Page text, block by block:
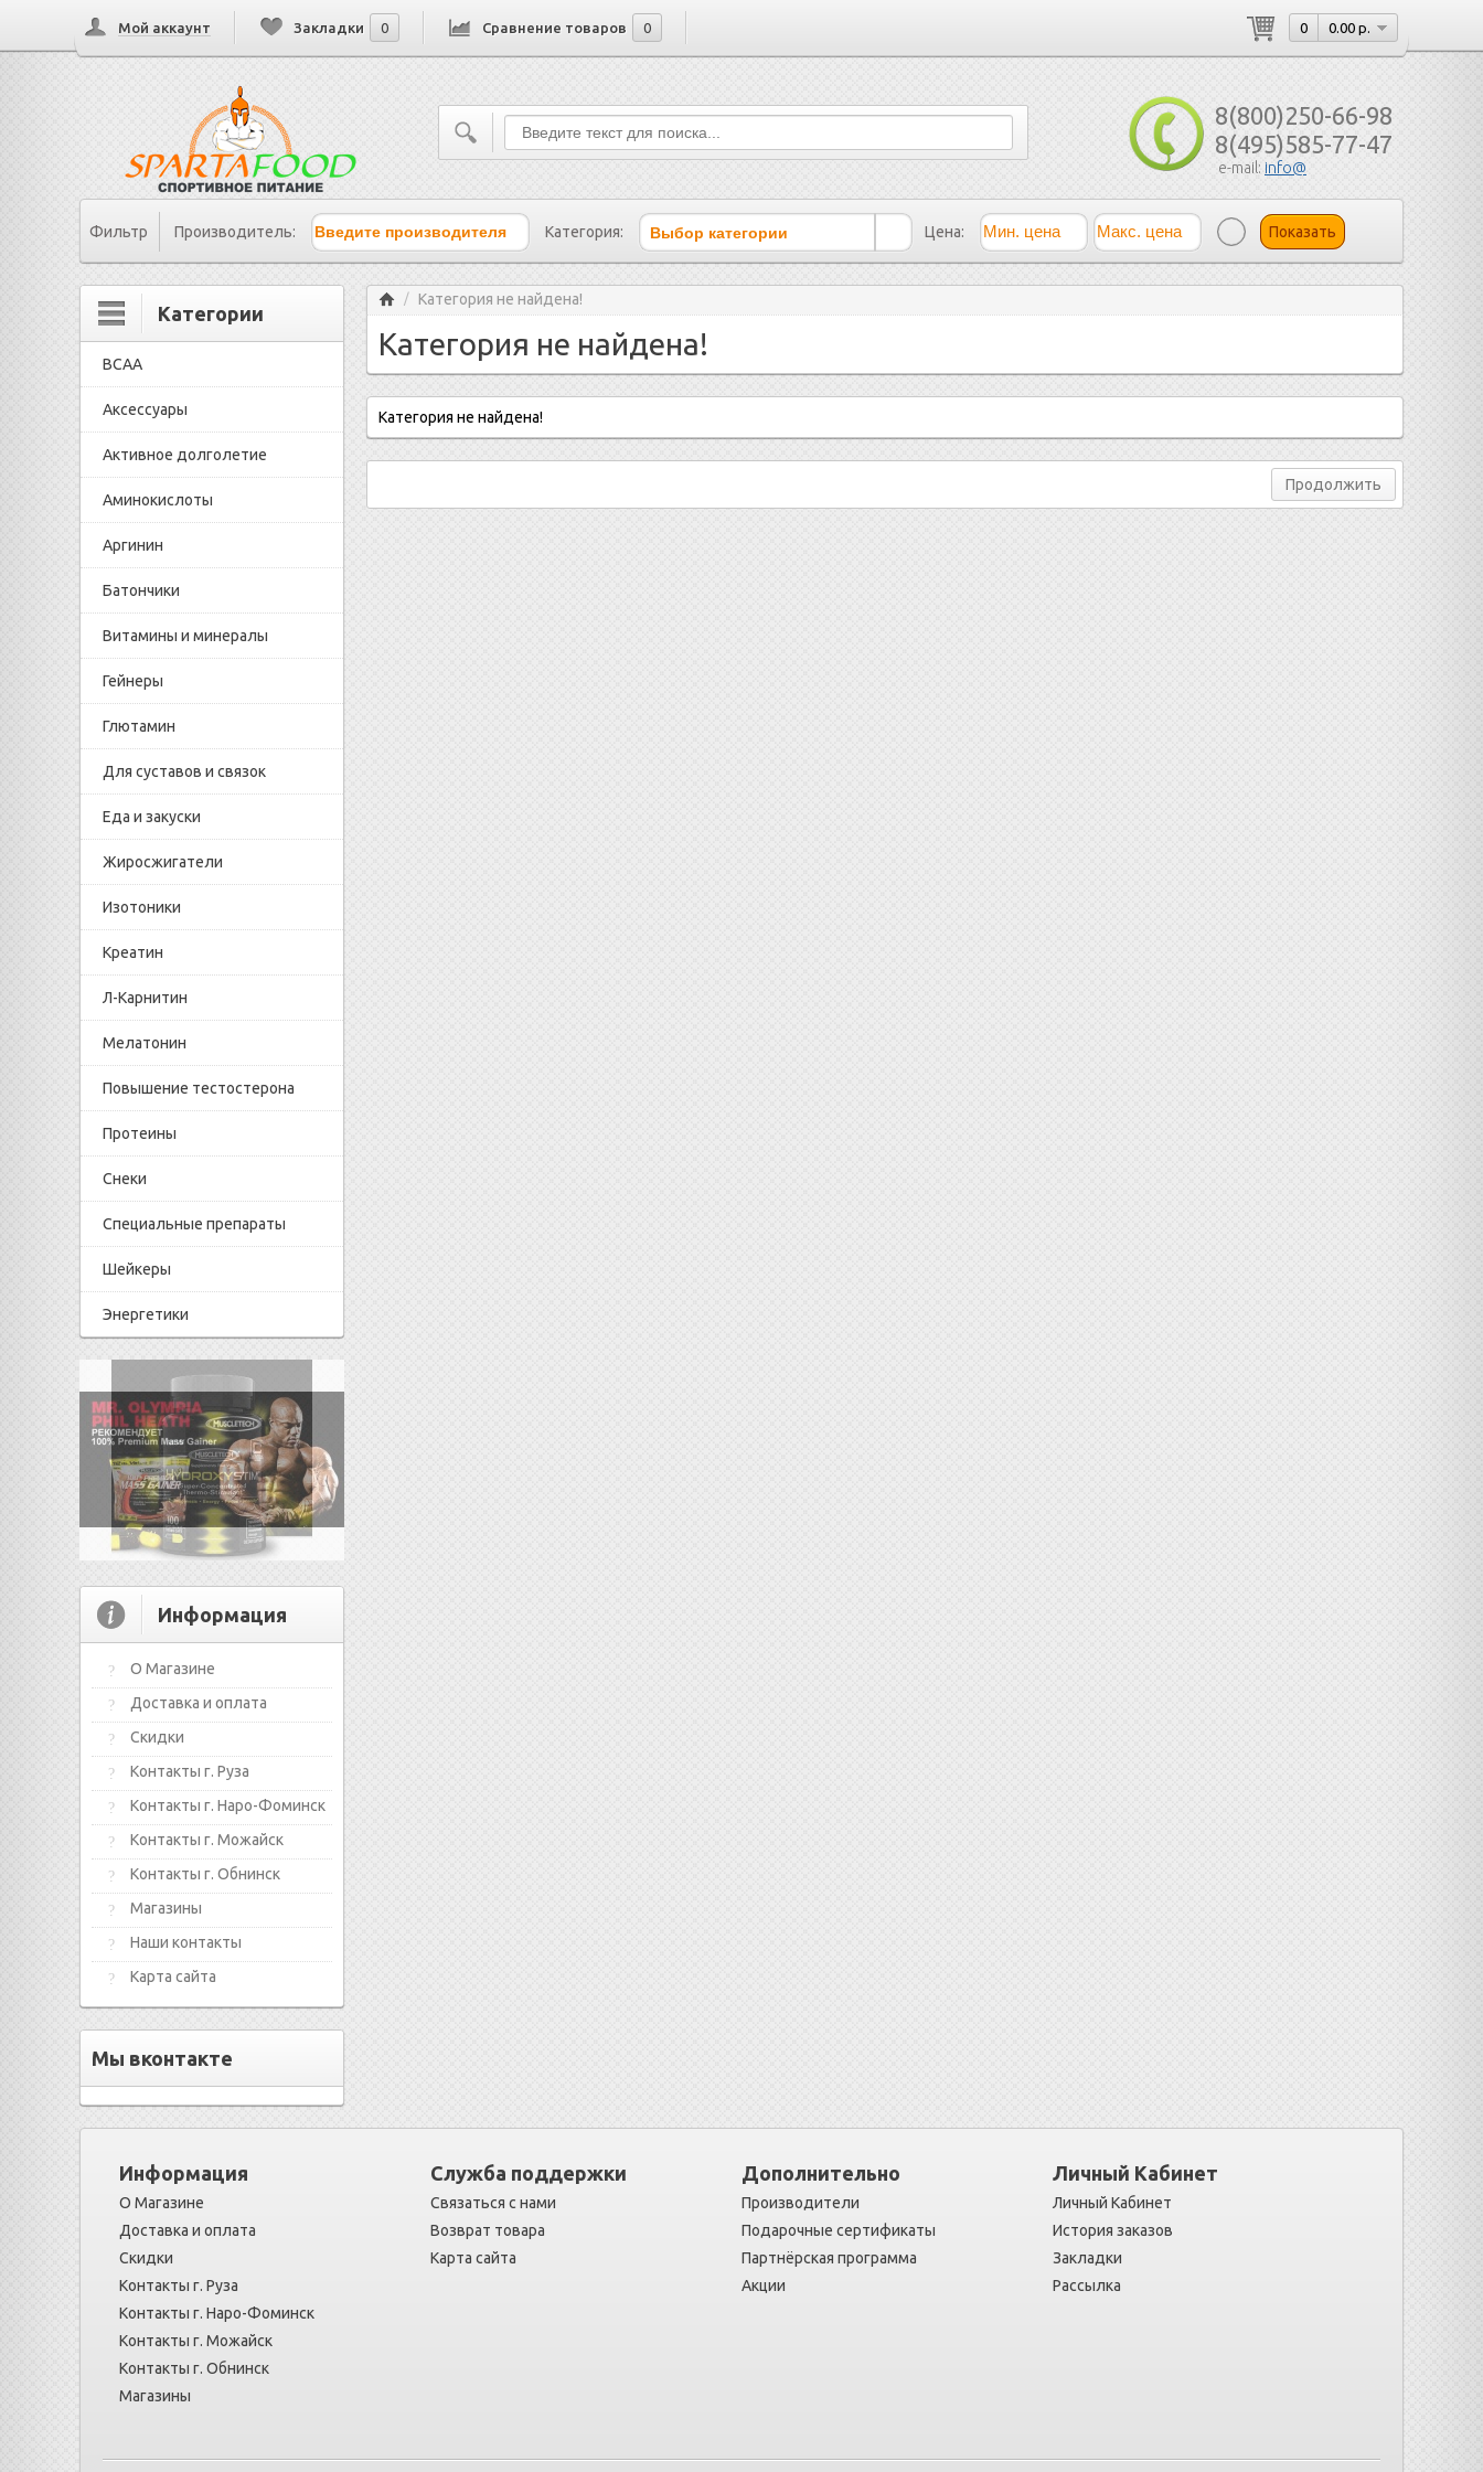
Мой аккаунт Закладки 0 Сравнение товаров 0 0 0.00 р.
8(800)250-66-98
8(495)585-77-47
e-mail: info@
Фильтр Производитель: Категория: Выбор категории Цена: Показать
Категории
BCAA
Аксессуары
Активное долголетие
Аминокислоты
Аргинин
Батончики
Витамины и минералы
Гейнеры
Глютамин
Для суставов и связок
Еда и закуски
Жиросжигатели
Изотоники
Креатин
Л-Карнитин
Мелатонин
Повышение тестостерона
Протеины
Снеки
Специальные препараты
Шейкеры
Энергетики
Информация
О Магазине
Доставка и оплата
Скидки
Контакты г. Руза
Контакты г. Наро-Фоминск
Контакты г. Можайск
Контакты г. Обнинск
Магазины
Наши контакты
Карта сайта
Мы вконтакте
Главная
/ Категория не найдена!
Категория не найдена!
Категория не найдена!
Продолжить
Информация
О Магазине
Доставка и оплата
Скидки
Контакты г. Руза
Контакты г. Наро-Фоминск
Контакты г. Можайск
Контакты г. Обнинск
Магазины
Служба поддержки
Связаться с нами
Возврат товара
Карта сайта
Дополнительно
Производители
Подарочные сертификаты
Партнёрская программа
Акции
Личный Кабинет
Личный Кабинет
История заказов
Закладки
Рассылка